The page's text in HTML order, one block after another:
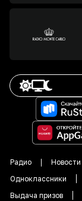
Радио Новости
Одноклассники
Выдача призов